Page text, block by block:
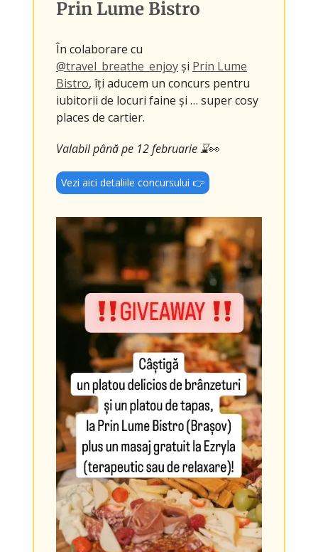
Prin Lume Bistro
În colaborare cu
@travel_breathe_enjoyși Prin Lume
Bistro, îți aducem un concurs pentru
iubitorii de locuri faine și … super cosy
places de cartier.
Valabil până pe 12 februarie ⌛👀
Vezi aici detaliile concursului 👉